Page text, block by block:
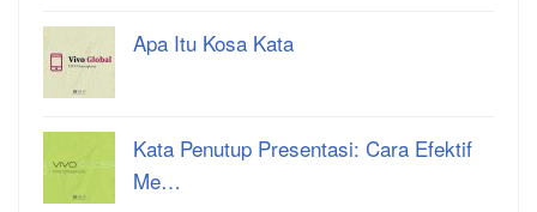
Apa Itu Kosa Kata
Kata Penutup Presentasi: Cara Efektif
Me…